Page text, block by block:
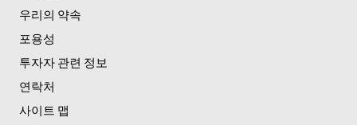
우리의 약속
포용성
투자자 관련 정보
연락처
사이트 맵